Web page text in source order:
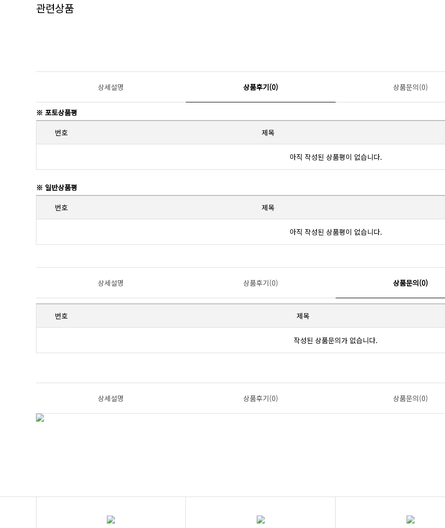
관련상품
상세설명 상품후기(0) 상품문의(0)
※ 포토상품평
번호
제목
아직 작성된 상품평이 없습니다.
※ 일반상품평
번호
제목
아직 작성된 상품평이 없습니다.
상세설명 상품후기(0) 상품문의(0)
번호 제목
작성된 상품문의가 없습니다.
상세설명 상품후기(0) 상품문의(0)